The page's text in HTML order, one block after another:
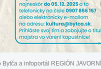
Bytča a infoportál REGIÓN